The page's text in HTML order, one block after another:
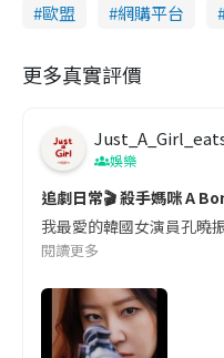
歐盟
網購平台
更多真實評價
娛樂
追劇日常🎬 殺手媽咪 A
我最愛的韓國女演員孔曉
閱讀更多